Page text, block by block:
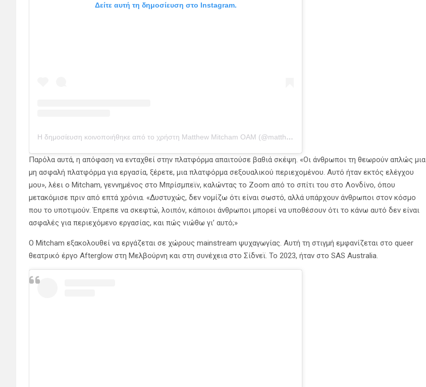
Δείτε αυτή τη δημοσίευση στο Instagram.
Η δημοσίευση κοινοποιήθηκε από το χρήστη Matthew Mitcham OAM (@matthewmitcham88)
Παρόλα αυτά, η απόφαση να ενταχθεί στην πλατφόρμα απαιτούσε βαθιά σκέψη. «Οι άνθρωποι τη θεωρούν απλώς μια
μη ασφαλή πλατφόρμα για εργασία, ξέρετε, μια πλατφόρμα σεξουαλικού περιεχομένου. Αυτό ήταν εκτός ελέγχου
μου», λέει ο Mitcham, γεννημένος στο Μπρίσμπεϊν, καλώντας το Zoom από το σπίτι του στο Λονδίνο, όπου
μετακόμισε πριν από επτά χρόνια. «Δυστυχώς, δεν νομίζω ότι είναι σωστό, αλλά υπάρχουν άνθρωποι στον κόσμο
που το υποτιμούν. Έπρεπε να σκεφτώ, λοιπόν, κάποιοι άνθρωποι μπορεί να υποθέσουν ότι το κάνω αυτό δεν είναι
ασφαλές για περιεχόμενο εργασίας, και πώς νιώθω γι’ αυτό;»
Ο Mitcham εξακολουθεί να εργάζεται σε χώρους mainstream ψυχαγωγίας. Αυτή τη στιγμή εμφανίζεται στο queer
θεατρικό έργο Afterglow στη Μελβούρνη και στη συνέχεια στο Σίδνεϊ. Το 2023, ήταν στο SAS Australia.